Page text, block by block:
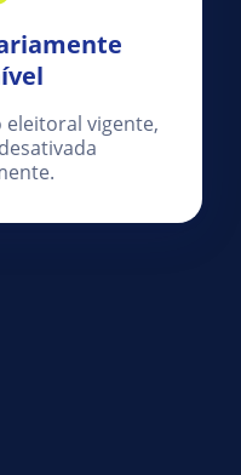
eleitoral vigente,